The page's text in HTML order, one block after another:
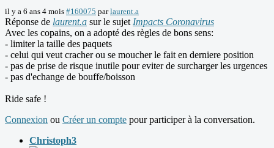
il y a 6 ans 4 mois #160075 parlaurent.a
Réponse de laurent.a sur le sujet Impacts Coronavirus
Avec les copains, on a adopté des règles de bons sens:
- limiter la taille des paquets
- celui qui veut cracher ou se moucher le fait en derniere position
- pas de prise de risque inutile pour eviter de surcharger les urgences
- pas d'echange de bouffe/boisson
Ride safe !
Connexion ou Créer un compte pour participer à la conversation.
Christoph3